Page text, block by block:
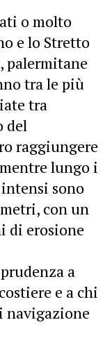
o molto
e lo Stretto
palermitane
tra le più
tra
del
raggiungere
lungo i
sono
con un
di erosione
a
e a chi
navigazione